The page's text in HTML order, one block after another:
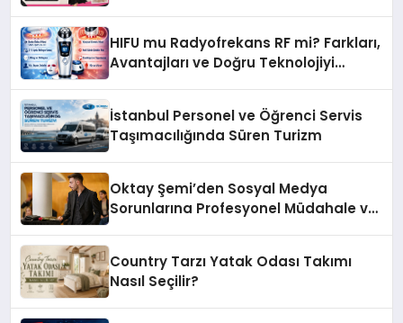
HIFU mu Radyofrekans RF mi? Farkları,
Avantajları ve Doğru Teknolojiyi
İstanbul Personel ve Öğrenci Servis
Taşımacılığında Süren Turizm
Oktay Şemi’den Sosyal Medya
Sorunlarına Profesyonel Müdahale ve
Country Tarzı Yatak Odası Takımı
Nasıl Seçilir?